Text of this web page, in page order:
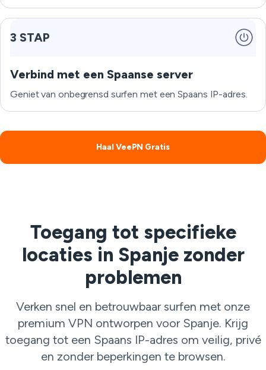
3 STAP
Verbind met een Spaanse server
Geniet van onbegrensd surfen met een Spaans IP-adres.
Haal VeePN Gratis
Toegang tot specifieke
locaties in Spanje zonder
problemen
Verken snel en betrouwbaar surfen met onze
premium VPN ontworpen voor Spanje. Krijg
toegang tot een Spaans IP-adres om veilig, privé
en zonder beperkingen te browsen.